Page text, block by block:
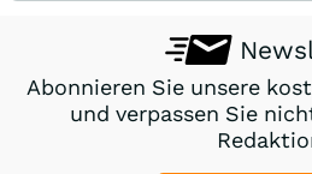
Abonnieren Sie unsere
und verpassen Sie